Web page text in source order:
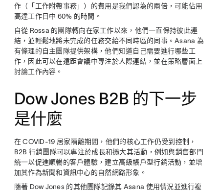
作（「工作附帶事務」）的費用是我們認為的兩倍，可能佔用
高達工作日中 60% 的時間。
自從 Rossa 的團隊轉向在家工作以來，他們一直保持彼此連
結，並輕鬆地將未完成的任務交給不同時區的同事。Asana 為
有條理的自主團隊提供架構，他們知道自己需要進行哪些工
作，因此可以在遠距會議中專注於人際連結，並在策略層面上
討論工作內容。
Dow Jones B2B 的下一步
是什麼
在 COVID-19 居家隔離期間，他們的核心工作仍受到控制，
B2B 行銷團隊可以專注於成長和擴大其活動，例如與銷售部門
統一以促進順暢的客戶體驗，建立高級帳戶型行銷活動，並增
加其作為新聞和資訊中心的自然網路形象。
隨著 Dow Jones 的其他團隊記錄其 Asana 使用情況並進行複